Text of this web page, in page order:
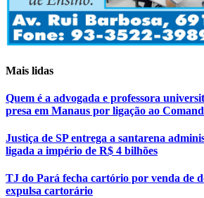
Mais lidas
Quem é a advogada e professora
presa em Manaus por ligação ao
Justiça de SP entrega a santarena
ligada a império de R$ 4 bilhões
TJ do Pará fecha cartório por venda de
expulsa cartorário